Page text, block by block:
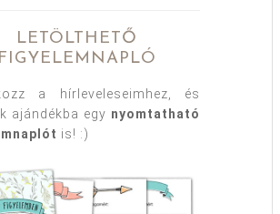
LETÖLTHETŐ
FIGYELEMNAPLÓ
a hírleveleseimhez, és
ajándékba egy nyomtatható
is! :)